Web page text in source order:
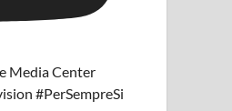
Media Center
#PerSempreSi